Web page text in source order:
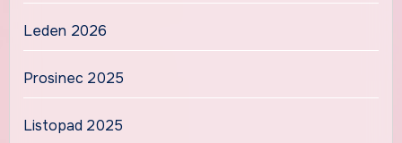
Leden 2026
Prosinec 2025
Listopad 2025